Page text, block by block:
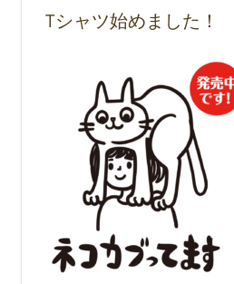
Tシャツ始めました！